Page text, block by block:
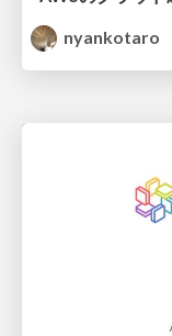
nyankotaro